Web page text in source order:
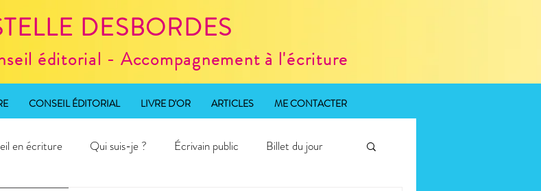
DESBORDES
éditorial - Accompagnement à l'écriture
CONSEIL ÉDITORIAL LIVRE D'OR ARTICLES ME CONTACTER
en écriture Qui suis-je ? Écrivain public Billet du jour